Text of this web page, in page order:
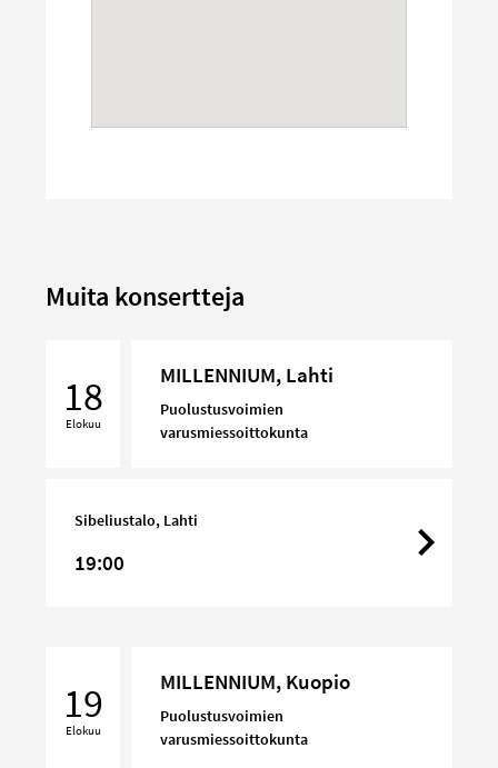
Muita konsertteja
18
Elokuu
MILLENNIUM, Lahti
Puolustusvoimien
varusmiessoittokunta
Sibeliustalo, Lahti
19:00
19
Elokuu
MILLENNIUM, Kuopio
Puolustusvoimien
varusmiessoittokunta